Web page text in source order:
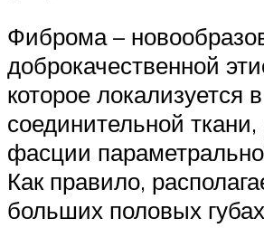
Фиброма –
доброкачественной
которое локализуется в
соединительной
фасции
Как правило,
больших половых